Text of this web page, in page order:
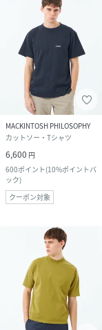
MACKINTOSH PHILOSOPHY
カットソー・Tシャツ
6,600 円
600ポイント(10%ポイントバ
ック)
クーポン対象